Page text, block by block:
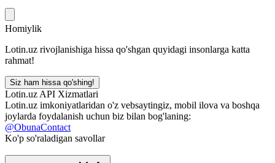
Homiylik
Lotin.uz rivojlanishiga hissa qo'shgan quyidagi insonlarga katta
rahmat!
Siz ham hissa qo'shing!
Lotin.uz API Xizmatlari
Lotin.uz imkoniyatlaridan o'z vebsaytingiz, mobil ilova va boshqa
joylarda foydalanish uchun biz bilan bog'laning:
@ObunaContact
Ko'p so'raladigan savollar